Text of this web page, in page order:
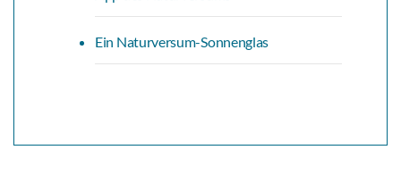
Ein Naturversum-Sonnenglas